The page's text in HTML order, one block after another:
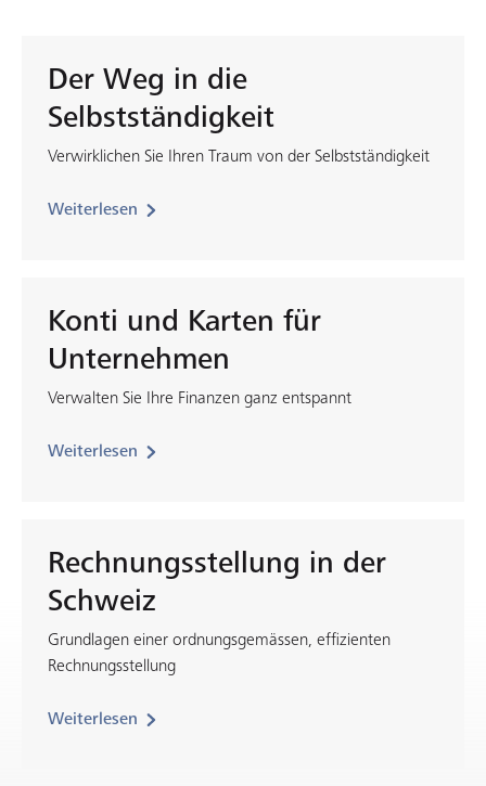
Der Weg in die
Selbstständigkeit
Verwirklichen Sie Ihren Traum von der Selbstständigkeit
Weiterlesen
Konti und Karten für
Unternehmen
Verwalten Sie Ihre Finanzen ganz entspannt
Weiterlesen
Rechnungsstellung in der
Schweiz
Grundlagen einer ordnungsgemässen, effizienten
Rechnungsstellung
Weiterlesen